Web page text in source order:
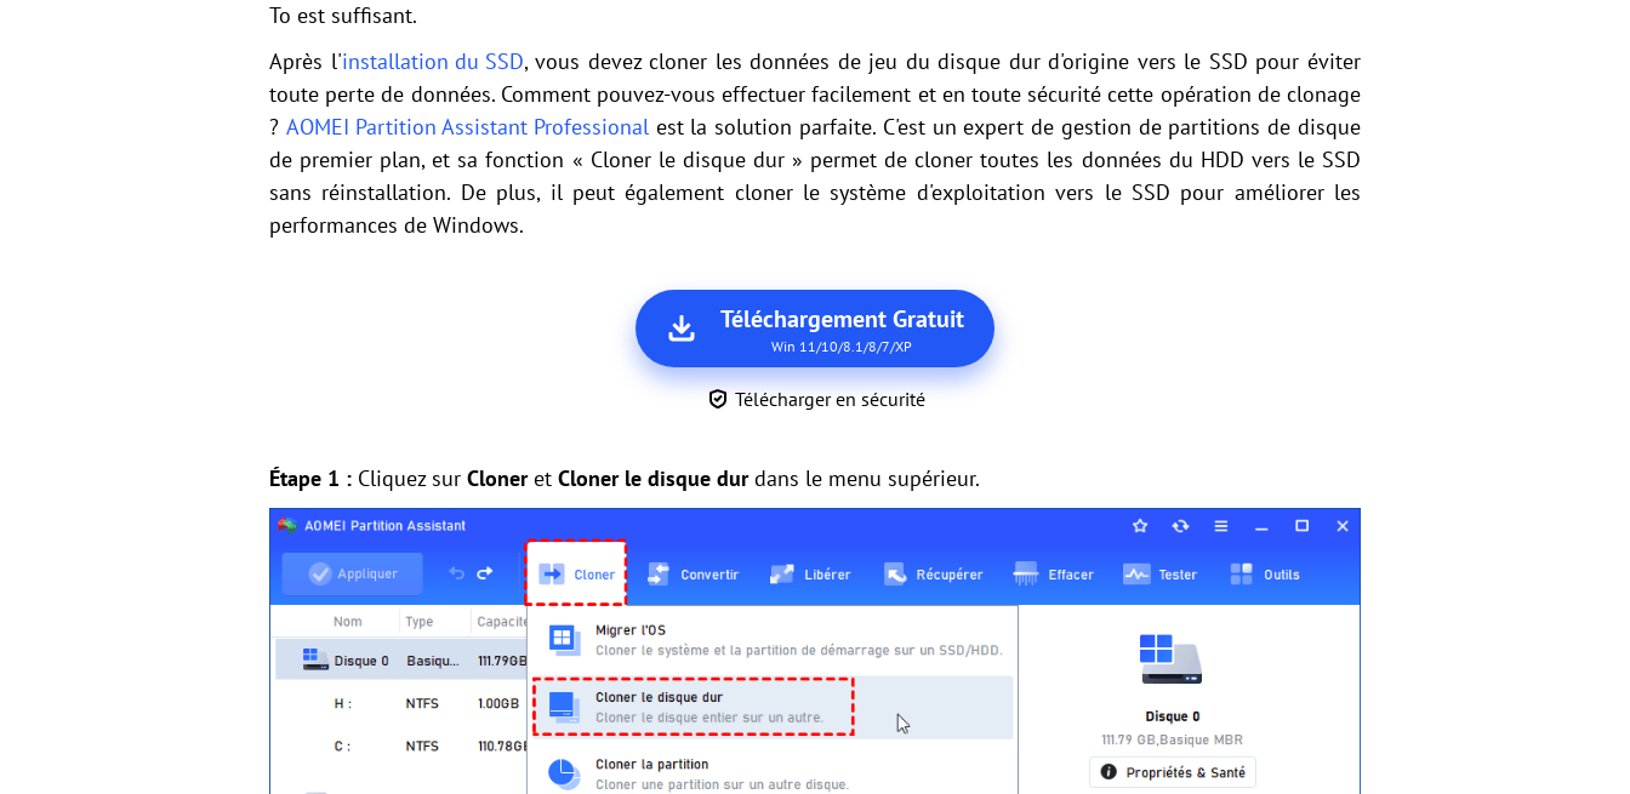
To est suffisant.
Après l'installation du SSD, vous devez cloner les données de jeu du disque dur d'origine vers le SSD pour éviter
toute perte de données. Comment pouvez-vous effectuer facilement et en toute sécurité cette opération de clonage
? AOMEI Partition Assistant Professionalest la solution parfaite. C'est un expert de gestion de partitions de disque
de premier plan, et sa fonction « Cloner le disque dur » permet de cloner toutes les données du HDD vers le SSD
sans réinstallation. De plus, il peut également cloner le système d'exploitation vers le SSD pour améliorer les
performances de Windows.
Téléchargement Gratuit
Win 11/10/8.1/8/7/XP
Télécharger en sécurité
Étape 1 : Cliquez sur Cloneret Cloner le disque durdans le menu supérieur.